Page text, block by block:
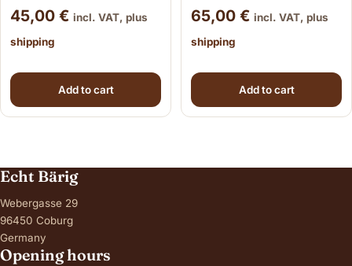
45,00 € incl. VAT, plus
shipping
Add to cart
65,00 € incl. VAT, plus
shipping
Add to cart
Echt Bärig
Webergasse 29
96450 Coburg
Germany
Opening hours